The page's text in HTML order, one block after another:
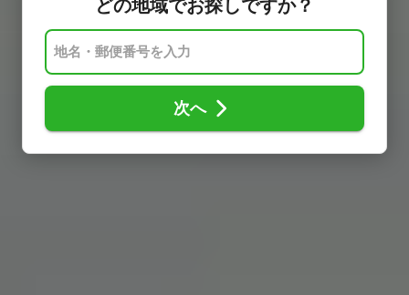
どの地域でお探しですか？
次へ